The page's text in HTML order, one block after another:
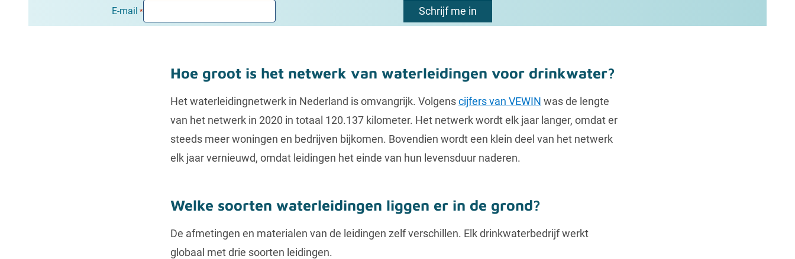
E-mail *
Hoe groot is het netwerk van waterleidingen voor drinkwater?
Het waterleidingnetwerk in Nederland is omvangrijk. Volgenscijfers van VEWIN was de lengte
van het netwerk in 2020 in totaal 120.137 kilometer. Het netwerk wordt elk jaar langer, omdat er
steeds meer woningen en bedrijven bijkomen. Bovendien wordt een klein deel van het netwerk
elk jaar vernieuwd, omdat leidingen het einde van hun levensduur naderen.
Welke soorten waterleidingen liggen er in de grond?
De afmetingen en materialen van de leidingen zelf verschillen. Elk drinkwaterbedrijf werkt
globaal met drie soorten leidingen.